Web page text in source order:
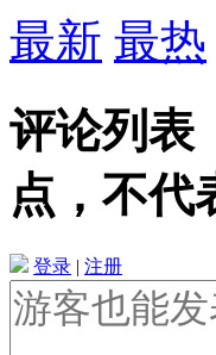
最新 最热
评论列表
点，不代
登录 | 注册